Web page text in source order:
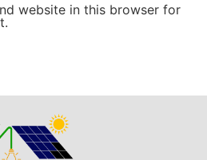
website in this browser for